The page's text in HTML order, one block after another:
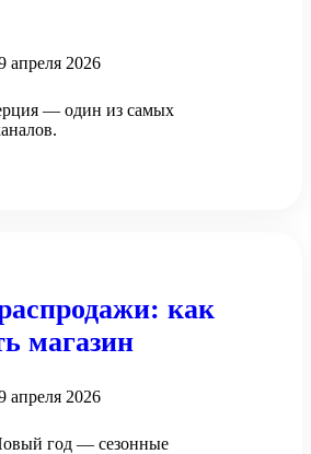
апреля 2026
— один из самых
как
магазин
апреля 2026
год — сезонные